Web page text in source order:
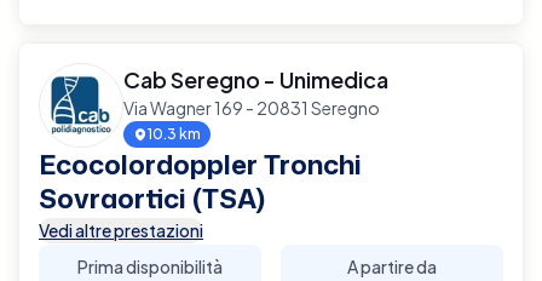
Cab Seregno - Unimedica
Via Wagner 169 - 20831 Seregno
10.3 km
Ecocolordoppler Tronchi
Sovraortici (TSA)
Vedi altre prestazioni
Prima disponibilità
A partire da